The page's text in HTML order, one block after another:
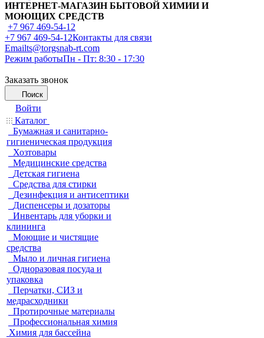
ИНТЕРНЕТ-МАГАЗИН БЫТОВОЙ ХИМИИ И
МОЮЩИХ СРЕДСТВ
+7 967 469-54-12
+7 967 469-54-12Контакты для связи
Emailts@torgsnab-rt.com
Режим работыПн - Пт: 8:30 - 17:30
Заказать звонок
Поиск
Войти
Каталог
Бумажная и санитарно-
гигиеническая продукция
Хозтовары
Медицинские средства
Детская гигиена
Средства для стирки
Дезинфекция и антисептики
Диспенсеры и дозаторы
Инвентарь для уборки и
клининга
Моющие и чистящие
средства
Мыло и личная гигиена
Одноразовая посуда и
упаковка
Перчатки, СИЗ и
медрасходники
Протирочные материалы
Профессиональная химия
Химия для бассейна